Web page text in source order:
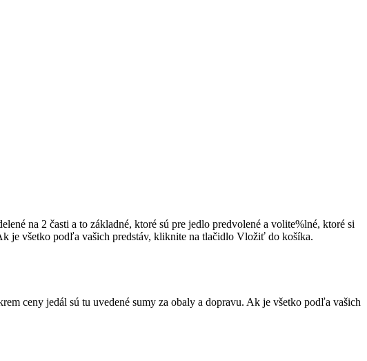
na 2 časti a to základné, ktoré sú pre jedlo predvolené a volite%lné, ktoré si
je všetko podľa vašich predstáv, kliknite na tlačidlo Vložiť do košíka.
ceny jedál sú tu uvedené sumy za obaly a dopravu. Ak je všetko podľa vašich